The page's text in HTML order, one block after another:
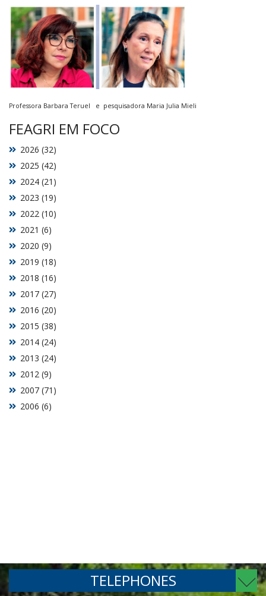
Professora Barbara Teruel e pesquisadora Maria Julia Mieli
FEAGRI EM FOCO
2006 (6)
2007 (71)
2012 (9)
2013 (24)
2014 (24)
2015 (38)
2016 (20)
2017 (27)
2018 (16)
2019 (18)
2020 (9)
2021 (6)
2022 (10)
2023 (19)
2024 (21)
2025 (42)
2026 (32)
TELEPHONES